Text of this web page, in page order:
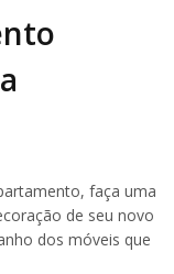
faça uma
de seu novo
dos móveis que